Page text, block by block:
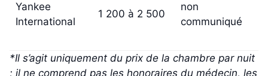
Yankee
International
1 200 à 2 500
non
communiqué
*Il s’agit uniquement du prix de la chambre par nuit
; il ne comprend pas les honoraires du médecin, les